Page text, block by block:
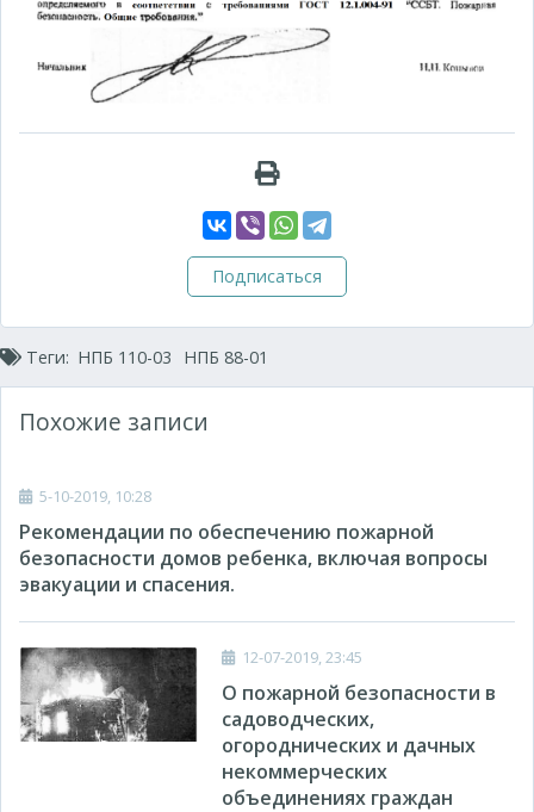
Подписаться
Теги: НПБ 110-03 НПБ 88-01
Похожие записи
5-10-2019, 10:28
Рекомендации по обеспечению пожарной
безопасности домов ребенка, включая вопросы
эвакуации и спасения.
12-07-2019, 23:45
О пожарной безопасности в
садоводческих,
огороднических и дачных
некоммерческих
объединениях граждан